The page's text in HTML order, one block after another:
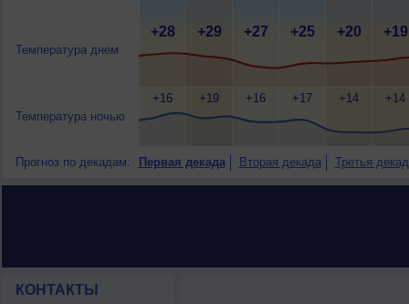
Температура днем
Температура ночью
+28
+16
+29
+19
+27
+16
+25
+17
+20
+14
+19
+14
Прогноз по декадам: Первая декада Вторая декада Третья
КОНТАКТЫ